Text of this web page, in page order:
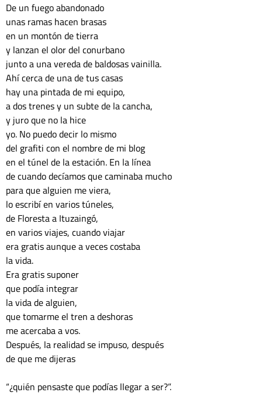
De un fuego abandonado
unas ramas hacen brasas
en un montón de tierra
y lanzan el olor del conurbano
junto a una vereda de baldosas vainilla.
Ahí cerca de una de tus casas
hay una pintada de mi equipo,
a dos trenes y un subte de la cancha,
y juro que no la hice
yo. No puedo decir lo mismo
del grafiti con el nombre de mi blog
en el túnel de la estación. En la línea
de cuando decíamos que caminaba mucho
para que alguien me viera,
lo escribí en varios túneles,
de Floresta a Ituzaingó,
en varios viajes, cuando viajar
era gratis aunque a veces costaba
la vida.
Era gratis suponer
que podía integrar
la vida de alguien,
que tomarme el tren a deshoras
me acercaba a vos.
Después, la realidad se impuso, después
de que me dijeras
“¿quién pensaste que podías llegar a ser?”.